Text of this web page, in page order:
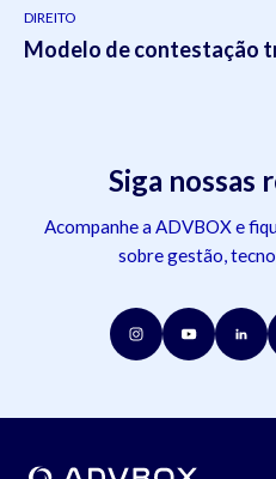
DIREITO
Modelo de contestação
Siga nossas
Acompanhe a ADVBOX e
sobre gestão,